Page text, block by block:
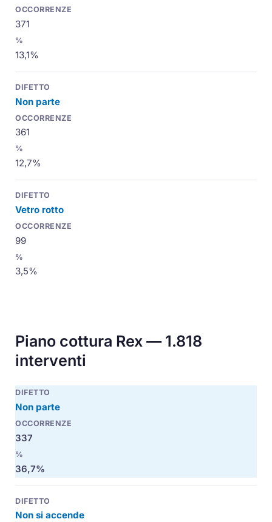
371
13,1%
Non parte
361
12,7%
Vetro rotto
99
3,5%
Piano cottura Rex — 1.818
interventi
Non parte
337
36,7%
Non si accende